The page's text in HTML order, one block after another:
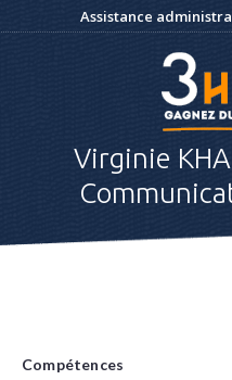
Assistance
Virginie
Compétences